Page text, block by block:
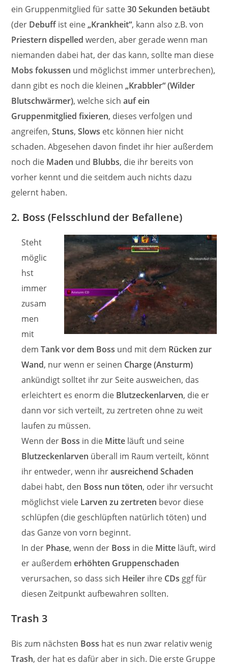
ein Gruppenmitglied für satte30 Sekunden betäubt
(der Debuffist eine„Krankheit“, kann also z.B. von
Priestern dispelled werden, aber gerade wenn man
niemanden dabei hat, der das kann, sollte man diese
Mobsfokussen und möglichst immer unterbrechen),
dann gibt es noch die kleinen„Krabbler“ (Wilder
Blutschwärmer), welche sichauf ein
Gruppenmitglied fixieren, dieses verfolgen und
angreifen,Stuns,Slows etc können hier nicht
schaden. Abgesehen davon findet ihr hier außerdem
noch die Maden und Blubbs, die ihr bereits von
vorher kennt und die seitdem auch nichts dazu
gelernt haben.
2. Boss (Felsschlund der Befallene)
Steht
möglic
hst
immer
zusam
men
mit
demTank vor dem Boss und mit dem Rücken zur
Wand, nur wenn er seinen Charge (Ansturm)
ankündigt solltet ihr zur Seite ausweichen, das
erleichtert es enorm die Blutzeckenlarven, die er
dann vor sich verteilt, zu zertreten ohne zu weit
laufen zu müssen.
Wenn der Boss in die Mitte läuft und seine
Blutzeckenlarven überall im Raum verteilt, könnt
ihr entweder, wenn ihrausreichend Schaden
dabei habt, den Boss nun töten, oder ihr versucht
möglichst viele Larven zu zertreten bevor diese
schlüpfen (die geschlüpften natürlich töten) und
das Ganze von vorn beginnt.
In der Phase, wenn der Boss in die Mitte läuft, wird
er außerdemerhöhten Gruppenschaden
verursachen, so dass sich Heiler ihre CDs ggf für
diesen Zeitpunkt aufbewahren sollten.
Trash 3
Bis zum nächsten Boss hat es nun zwar relativ wenig
Trash, der hat es dafür aber in sich. Die erste Gruppe